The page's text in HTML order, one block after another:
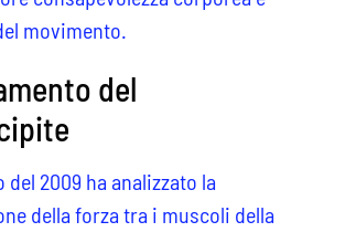
movimento.
del
del 2009 ha analizzato la
della forza tra i muscoli della